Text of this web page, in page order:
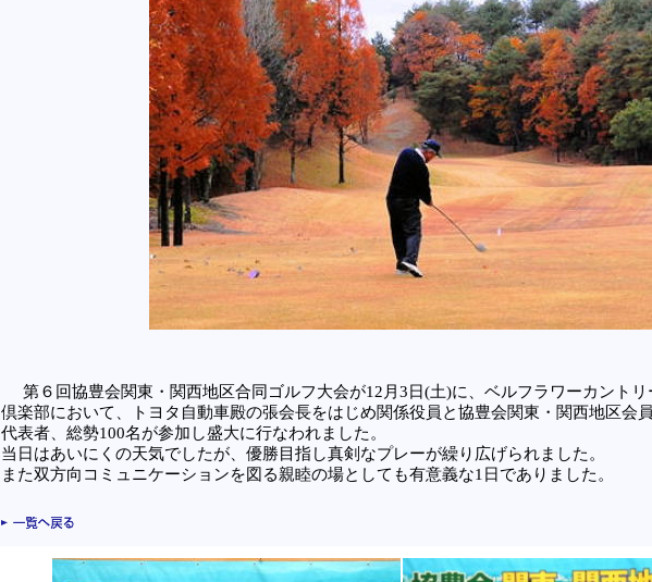
第６回協豊会関東・関西地区合同ゴルフ大会が12月3日(土)に、ベルフラワーカントリ
倶楽部において、トヨタ自動車殿の張会長をはじめ関係役員と協豊会関東・関西地区会
代表者、総勢100名が参加し盛大に行なわれました。
当日はあいにくの天気でしたが、優勝目指し真剣なプレーが繰り広げられました。
また双方向コミュニケーションを図る親睦の場としても有意義な1日でありました。